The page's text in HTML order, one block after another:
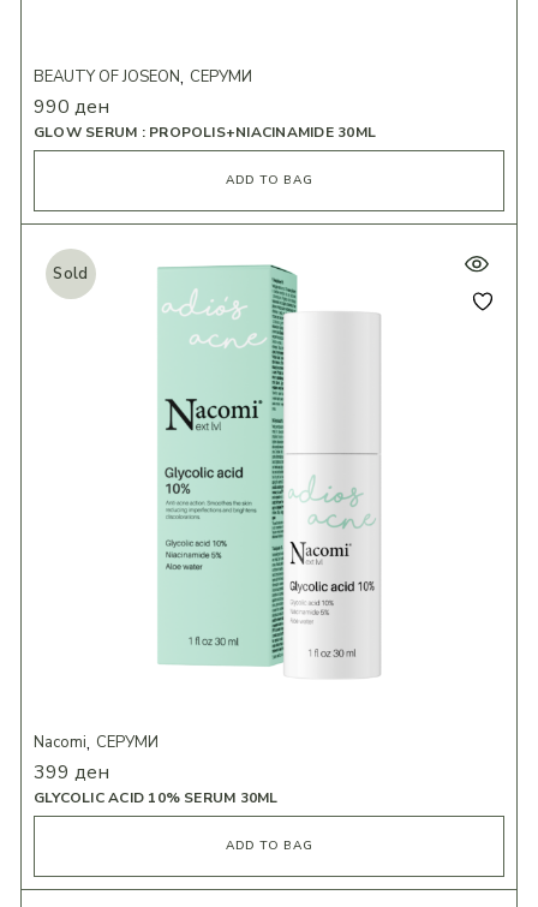
GLOW SERUM : PROPOLIS+NIACINAMIDE 30ML
BEAUTY OF JOSEON СЕРУМИ
990 ден
ADD TO BAG
Sold
GLYCOLIC ACID 10% SERUM 30ML
Nacomi СЕРУМИ
399 ден
ADD TO BAG